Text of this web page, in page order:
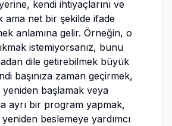
kendi ihtiyaçlarını ve
ama net bir şekilde ifade
anlamına gelir. Örneğin, o
istemiyorsanız, bunu
dile getirebilmek büyük
başınıza zaman geçirmek,
başlamak veya
ayrı bir program yapmak,
beslemeye yardımcı